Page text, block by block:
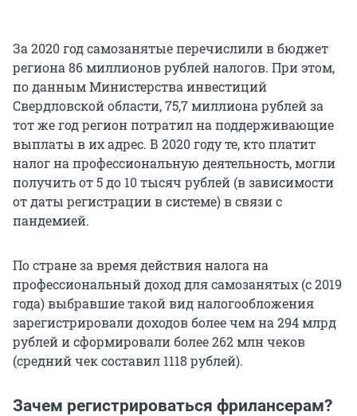
За 2020 год самозанятые перечислили в бюджет
региона 86 миллионов рублей налогов. При этом,
по данным Министерства инвестиций
Свердловской области, 75,7 миллиона рублей за
тот же год регион потратил на поддерживающие
выплаты в их адрес. В 2020 году те, кто платит
налог на профессиональную деятельность, могли
получить от 5 до 10 тысяч рублей (в зависимости
от даты регистрации в системе) в связи с
пандемией.
По стране за время действия налога на
профессиональный доход для самозанятых (с 2019
года) выбравшие такой вид налогообложения
зарегистрировали доходов более чем на 294 млрд
рублей и сформировали более 262 млн чеков
(средний чек составил 1118 рублей).
Зачем регистрироваться фрилансерам?